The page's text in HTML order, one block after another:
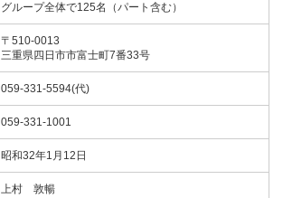
グループ全体で125名（パート含む）
〒510-0013
三重県四日市市富士町7番33号
059-331-5594(代)
059-331-1001
昭和32年1月12日
上村 敦暢